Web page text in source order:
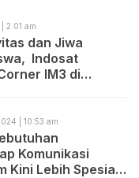
2:01 am
dan Jiwa
Indosat
IM3 di
| 10:53 am
Komunikasi
Kini Lebih Spesial